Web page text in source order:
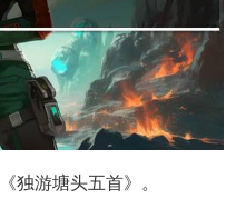
独游塘头五首》。